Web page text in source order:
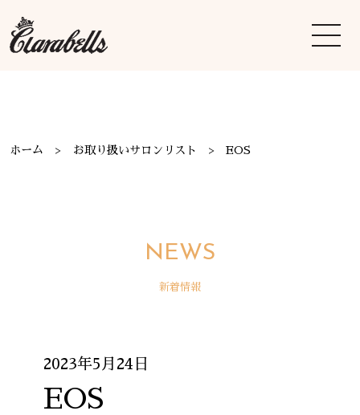
ホーム お取り扱いサロンリスト EOS
NEWS
新着情報
2023年5月24日
EOS